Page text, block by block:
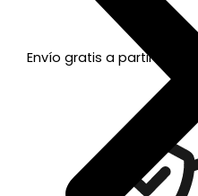
Envío gratis a partir de 50€